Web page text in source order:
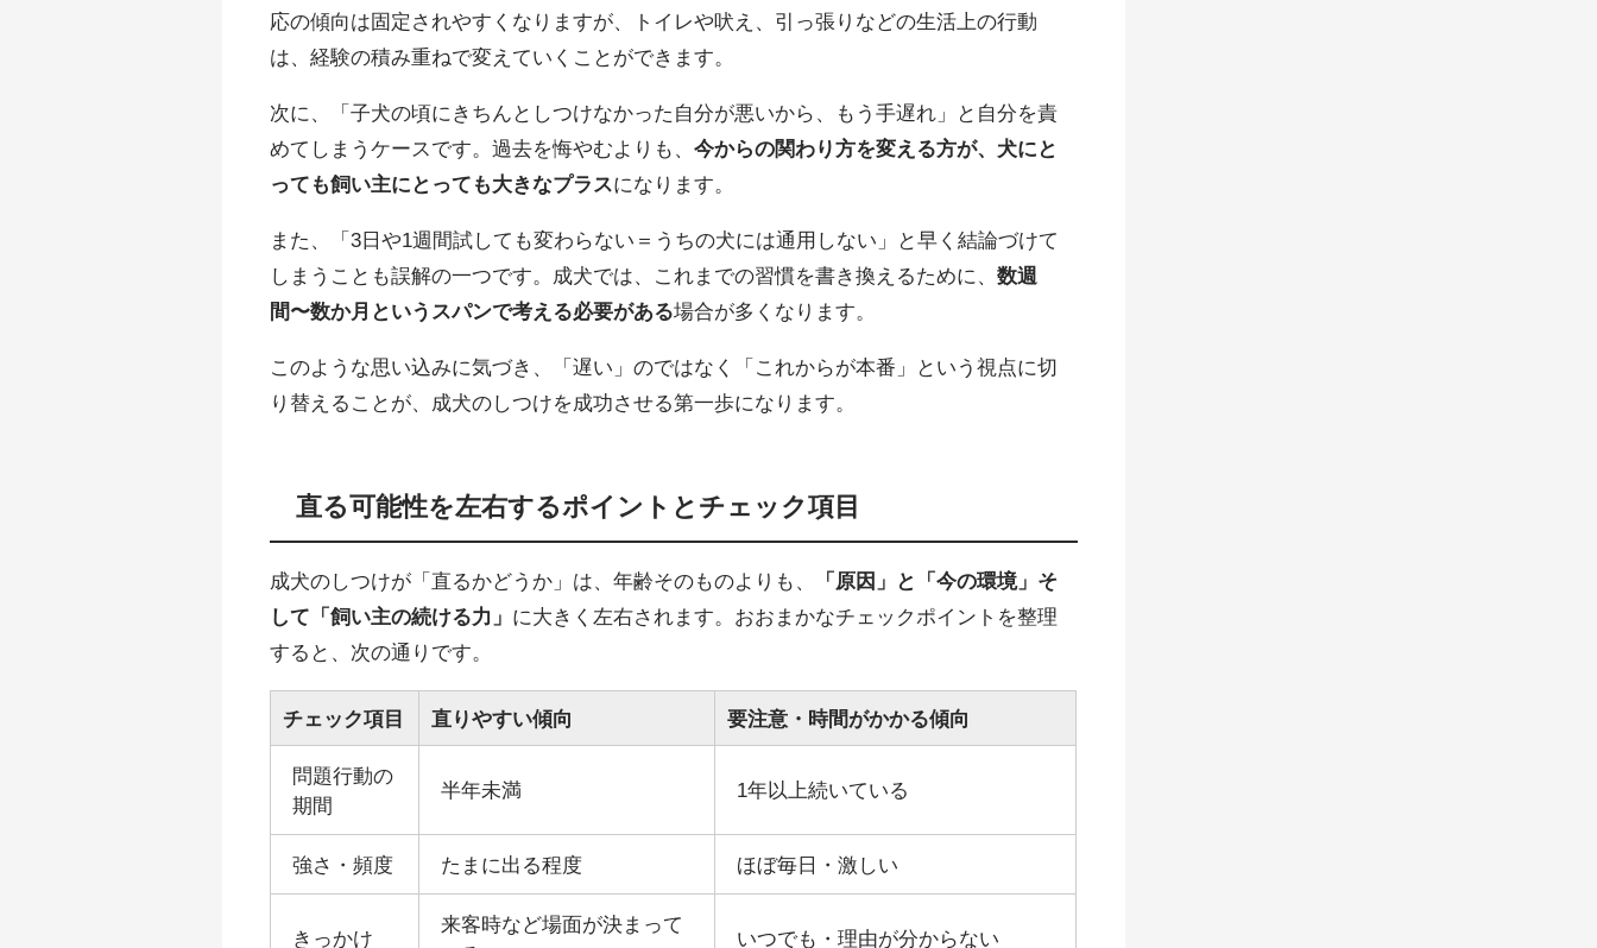
応の傾向は固定されやすくなりますが、トイレや吠え、引っ張りなどの生活上の行動
は、経験の積み重ねで変えていくことができます。
次に、「子犬の頃にきちんとしつけなかった自分が悪いから、もう手遅れ」と自分を責
めてしまうケースです。過去を悔やむよりも、今からの関わり方を変える方が、犬にと
っても飼い主にとっても大きなプラスになります。
また、「3日や1週間試しても変わらない＝うちの犬には通用しない」と早く結論づけて
しまうことも誤解の一つです。成犬では、これまでの習慣を書き換えるために、数週
間〜数か月というスパンで考える必要がある場合が多くなります。
このような思い込みに気づき、「遅い」のではなく「これからが本番」という視点に切
り替えることが、成犬のしつけを成功させる第一歩になります。
直る可能性を左右するポイントとチェック項目
成犬のしつけが「直るかどうか」は、年齢そのものよりも、
「原因」と「今の環境」そ
して「飼い主の続ける力」 に大きく左右されます。おおまかなチェックポイントを整理
すると、次の通りです。
チェック項目 直りやすい傾向 要注意・時間がかかる傾向
問題行動の
期間
半年未満 1年以上続いている
強さ・頻度 たまに出る程度 ほぼ毎日・激しい
きっかけ
来客時など場面が決まって
いつでも・理由が分からない